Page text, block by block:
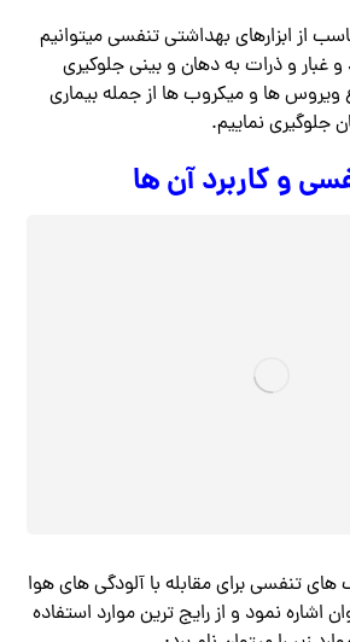
از ابزارهای بهداشتی تنفسی میتوانیم
غبار و ذرات به دهان و بینی جلوکیری
ویروس ها و میکروب ها از جمله بیماری
جلوگیری نماییم.
و کاربرد آن ها
های تنفسی برای مقابله با آلودگی های هوا
اشاره نمود و از رایج ترین موارد استفاده